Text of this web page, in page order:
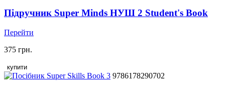
Підручник Super Minds НУШ 2 Student's Book
Перейти
375 грн.
купити
9786178290702